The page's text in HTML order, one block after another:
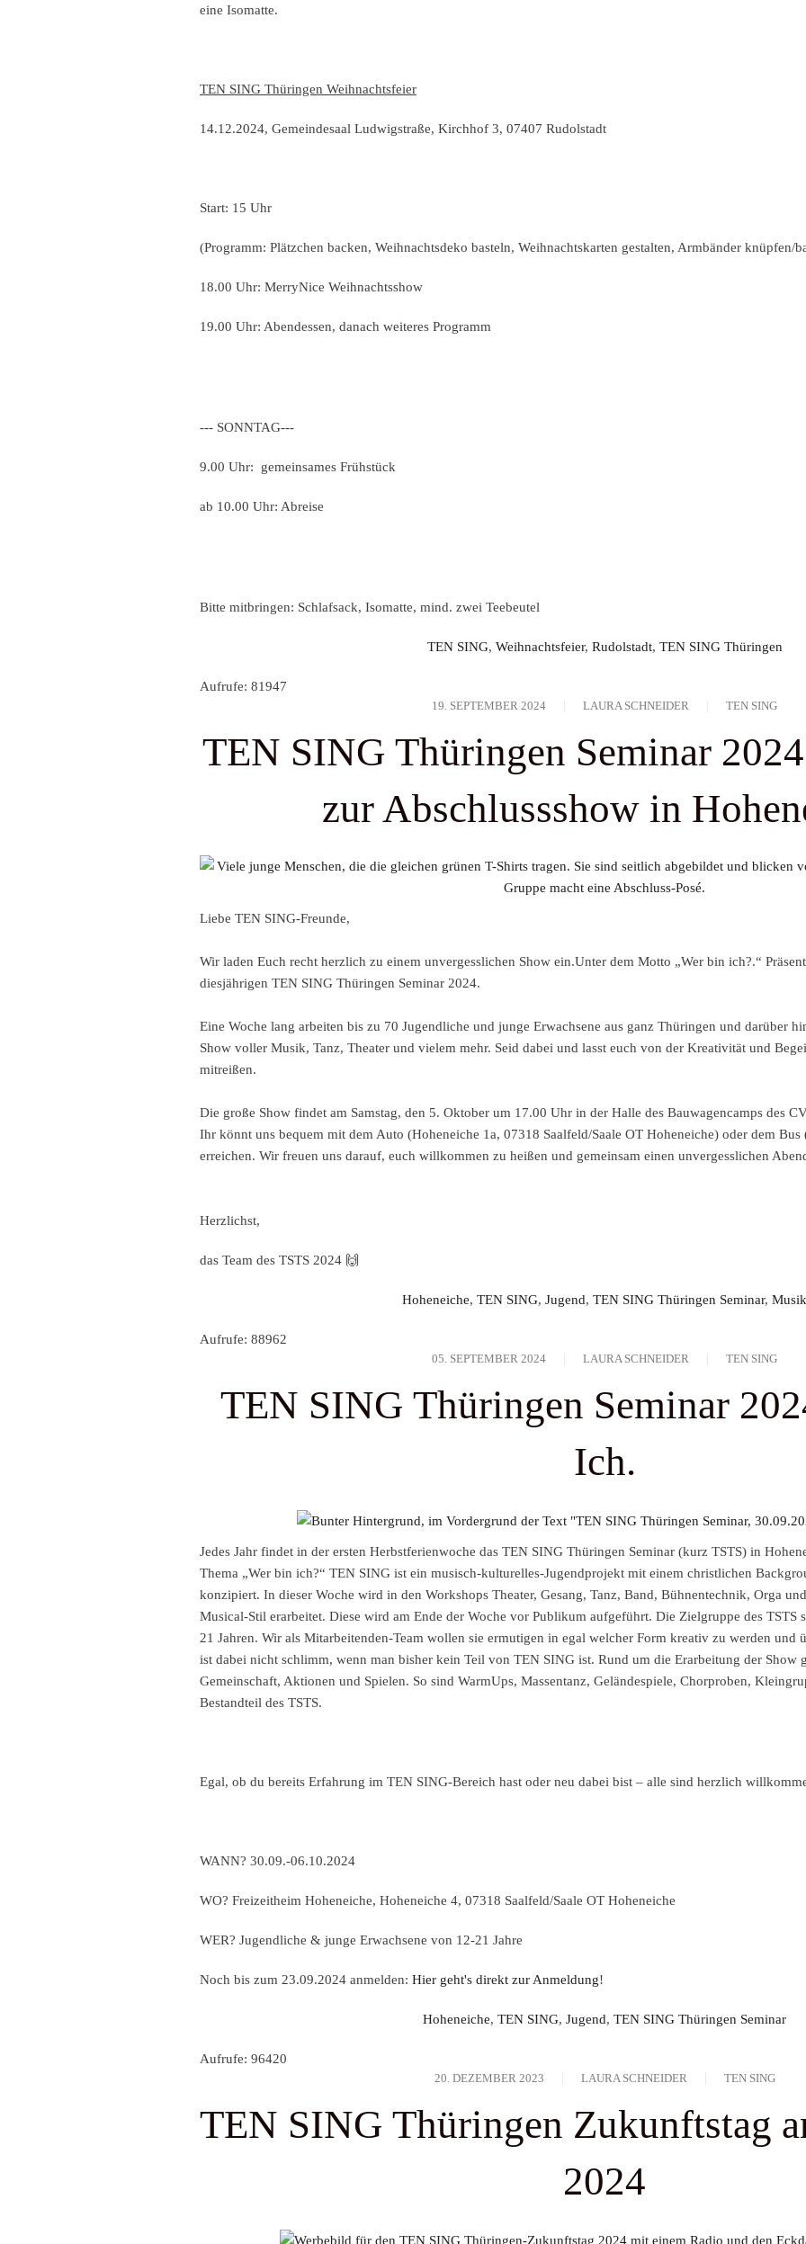
eine Isomatte.
TEN SING Thüringen Weihnachtsfeier
14.12.2024, Gemeindesaal Ludwigstraße, Kirchhof 3, 07407 Rudolstadt
Start: 15 Uhr
(Programm: Plätzchen backen, Weihnachtsdeko basteln, Weihnachtskarten gestalten, Armbänder knüpfen/
18.00 Uhr: MerryNice Weihnachtsshow
19.00 Uhr: Abendessen, danach weiteres Programm
--- SONNTAG---
9.00 Uhr: gemeinsames Frühstück
ab 10.00 Uhr: Abreise
Bitte mitbringen: Schlafsack, Isomatte, mind. zwei Teebeutel
TEN SING, Weihnachtsfeier, Rudolstadt, TEN SING Thüringen
Aufrufe: 81947
19. SEPTEMBER 2024 LAURA SCHNEIDER TEN SING
TEN SING Thüringen Seminar
zur Abschlussshow in
Liebe TEN SING-Freunde,
Wir laden Euch recht herzlich zu einem unvergesslichen Show ein.Unter dem Motto „Wer bin ich?.“
diesjährigen TEN SING Thüringen Seminar 2024.
Eine Woche lang arbeiten bis zu 70 Jugendliche und junge Erwachsene aus ganz Thüringen und darüber
Show voller Musik, Tanz, Theater und vielem mehr. Seid dabei und lasst euch von der Kreativität und
mitreißen.
Die große Show findet am Samstag, den 5. Oktober um 17.00 Uhr in der Halle des Bauwagencamps des
Ihr könnt uns bequem mit dem Auto (Hoheneiche 1a, 07318 Saalfeld/Saale OT Hoheneiche) oder dem
erreichen. Wir freuen uns darauf, euch willkommen zu heißen und gemeinsam einen unvergesslichen
Herzlichst,
das Team des TSTS 2024 🙌
Hoheneiche, TEN SING, Jugend, TEN SING Thüringen Seminar, Musik
Aufrufe: 88962
05. SEPTEMBER 2024 LAURA SCHNEIDER TEN SING
TEN SING Thüringen Seminar
Ich.
Jedes Jahr findet in der ersten Herbstferienwoche das TEN SING Thüringen Seminar (kurz TSTS) in
Thema „Wer bin ich?“ TEN SING ist ein musisch-kulturelles-Jugendprojekt mit einem christlichen
konzipiert. In dieser Woche wird in den Workshops Theater, Gesang, Tanz, Band, Bühnentechnik, Orga
Musical-Stil erarbeitet. Diese wird am Ende der Woche vor Publikum aufgeführt. Die Zielgruppe des TSTS
21 Jahren. Wir als Mitarbeitenden-Team wollen sie ermutigen in egal welcher Form kreativ zu werden und
ist dabei nicht schlimm, wenn man bisher kein Teil von TEN SING ist. Rund um die Erarbeitung der Show
Gemeinschaft, Aktionen und Spielen. So sind WarmUps, Massentanz, Geländespiele, Chorproben,
Bestandteil des TSTS.
Egal, ob du bereits Erfahrung im TEN SING-Bereich hast oder neu dabei bist – alle sind herzlich
WANN? 30.09.-06.10.2024
WO? Freizeitheim Hoheneiche, Hoheneiche 4, 07318 Saalfeld/Saale OT Hoheneiche
WER? Jugendliche & junge Erwachsene von 12-21 Jahre
Noch bis zum 23.09.2024 anmelden: Hier geht's direkt zur Anmeldung!
Hoheneiche, TEN SING, Jugend, TEN SING Thüringen Seminar
Aufrufe: 96420
20. DEZEMBER 2023 LAURA SCHNEIDER TEN SING
TEN SING Thüringen Zukunftstag
2024
In
CVJM Thüringen
Straße
PLZ
Du kannst den Newsletter
Datenschutzpraktiken findest
Informationen in
09 - 12:00 und
Freitag: